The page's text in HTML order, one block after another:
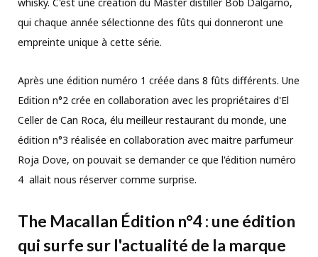
qui chaque année sélectionne des fûts qui donneront une
empreinte unique à cette série.
Après une édition numéro 1 créée dans 8 fûts différents. Une
Edition n°2 crée en collaboration avec les propriétaires d'El
Celler de Can Roca, élu meilleur restaurant du monde, une
édition n°3 réalisée en collaboration avec maitre parfumeur
Roja Dove, on pouvait se demander ce que l'édition numéro
4 allait nous réserver comme surprise.
The Macallan Édition n°4 : une édition
qui surfe sur l'actualité de la marque